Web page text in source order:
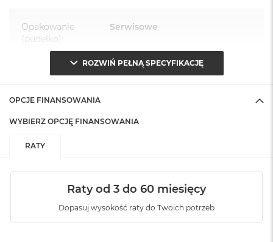
Opakowanie
(pudełko):
Serwisowe
ROZWIŃ PEŁNĄ SPECYFIKACJĘ
OPCJE FINANSOWANIA
WYBIERZ OPCJĘ FINANSOWANIA
RATY
Raty od 3 do 60 miesięcy
Dopasuj wysokość raty do Twoich potrzeb